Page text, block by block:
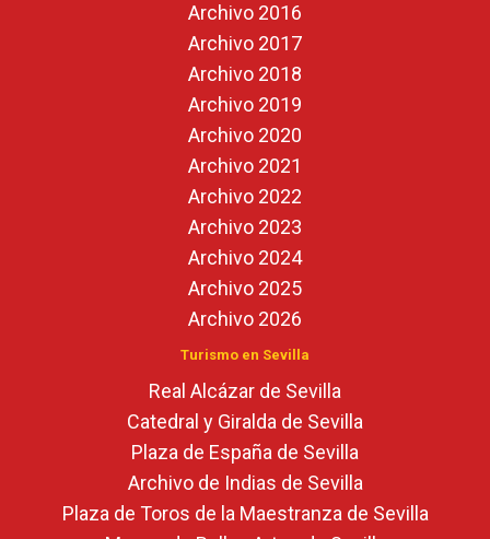
Archivo 2016
Archivo 2017
Archivo 2018
Archivo 2019
Archivo 2020
Archivo 2021
Archivo 2022
Archivo 2023
Archivo 2024
Archivo 2025
Archivo 2026
Turismo en Sevilla
Real Alcázar de Sevilla
Catedral y Giralda de Sevilla
Plaza de España de Sevilla
Archivo de Indias de Sevilla
Plaza de Toros de la Maestranza de Sevilla